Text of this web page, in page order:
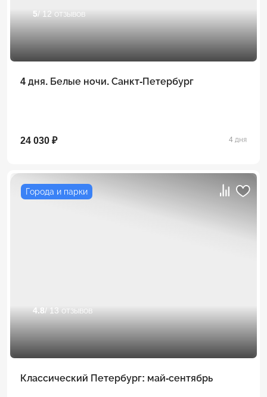
5/ 12 отзывов
4 дня. Белые ночи. Санкт-Петербург
24 030 ₽ 4 дня
Города и парки
4.8/ 13 отзывов
Классический Петербург: май-сентябрь